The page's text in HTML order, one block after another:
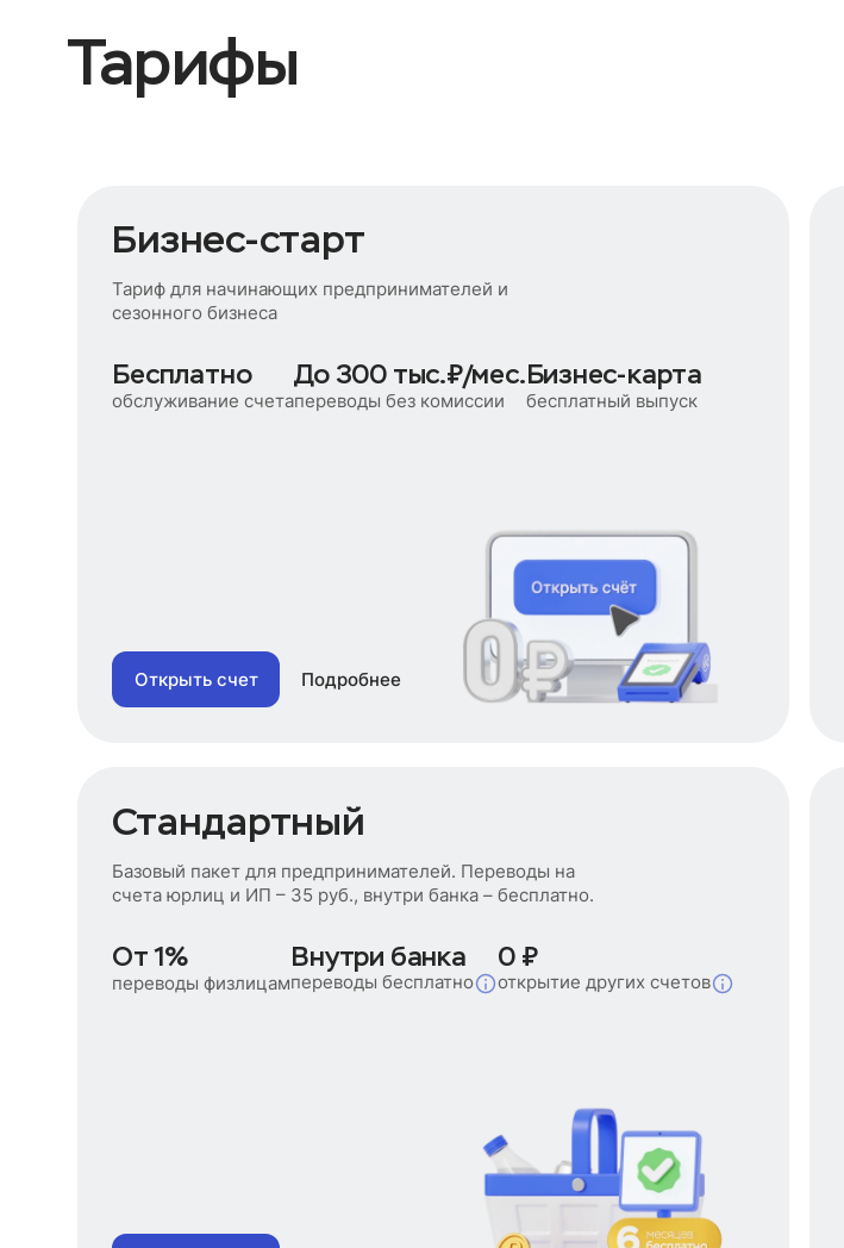
Тарифы
Бизнес-старт
Тариф для начинающих предпринимателей и
сезонного бизнеса
Бесплатно
обслуживание счета
До 300 тыс.₽/мес.
переводы без комиссии
Бизнес-карта
бесплатный выпуск
Открыть счет Подробнее
Стандартный
Базовый пакет для предпринимателей. Переводы на
счета юрлиц и ИП – 35 руб., внутри банка – бесплатно.
От 1%
переводы физлицам
Внутри банка
переводы бесплатно
0 ₽
открытие других счетов